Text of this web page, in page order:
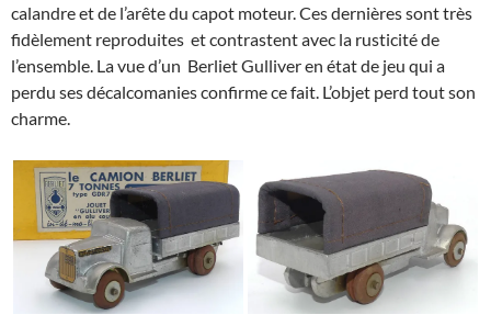
calandre et de l’arête du capot moteur. Ces dernières sont très
fidèlement reproduites et contrastent avec la rusticité de
l’ensemble. La vue d’un Berliet Gulliver en état de jeu qui a
perdu ses décalcomanies confirme ce fait. L’objet perd tout son
charme.